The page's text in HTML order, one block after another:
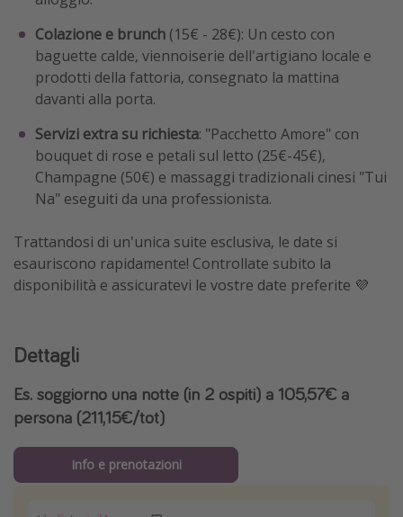
Colazione e brunch (15€ - 28€): Un cesto con
baguette calde, viennoiserie dell'artigiano locale e
prodotti della fattoria, consegnato la mattina
davanti alla porta.
Servizi extra su richiesta: "Pacchetto Amore" con
bouquet di rose e petali sul letto (25€-45€),
Champagne (50€) e massaggi tradizionali cinesi "Tui
Na" eseguiti da una professionista.
Trattandosi di un'unica suite esclusiva, le date si
esauriscono rapidamente! Controllate subito la
disponibilità e assicuratevi le vostre date preferite 💜
Dettagli
Es. soggiorno una notte (in 2 ospiti) a 105,57€ a
persona (211,15€/tot)
Info e prenotazioni